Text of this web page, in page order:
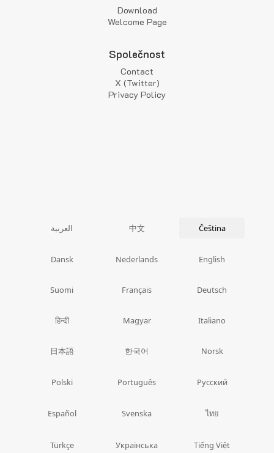
Download
Welcome Page
Společnost
Contact
X (Twitter)
Privacy Policy
العربية 中文 Čeština
Dansk Nederlands English
Suomi Français Deutsch
हिन्दी Magyar Italiano
日本語 한국어 Norsk
Polski Português Русский
Español Svenska ไทย
Türkçe Українська Tiếng Việt